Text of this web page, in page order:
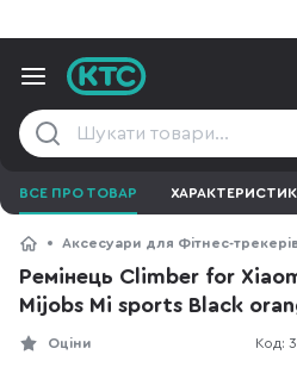
ВСЕ ПРО ТОВАР
Аксесуари для Фітнес-
Ремінець Climber for
Mijobs Mi sports Black
Код:
Оціни